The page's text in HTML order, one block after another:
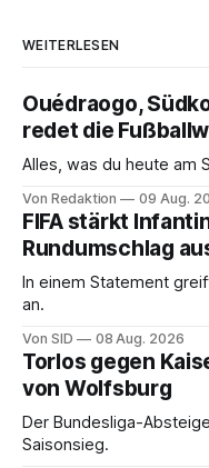
WEITERLESEN
Ouédraogo,
redet die
Alles, was du heute am
Von Redaktion 09 Aug.
FIFA stärkt
Rundumschlag
In einem Statement
an.
Von SID 08 Aug. 2026
Torlos gegen
von Wolfsburg
Der Bundesliga-
Saisonsieg.